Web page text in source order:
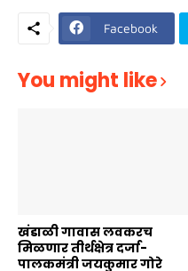
Facebook
You might like
खंडाळी गावास लवकरच
मिळणार तीर्थक्षेत्र दर्जा-
पालकमंत्री जयकुमार गोरे